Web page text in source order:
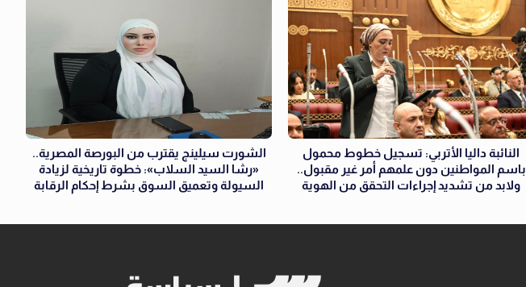
النائبة داليا الأتربي: تسجيل خطوط محمول
باسم المواطنين دون علمهم أمر غير مقبول..
ولابد من تشديد إجراءات التحقق من الهوية
الشورت سيلينج يقترب من البورصة المصرية..
«رشا السيد السلاب»: خطوة تاريخية لزيادة
السيولة وتعميق السوق بشرط إحكام الرقابة